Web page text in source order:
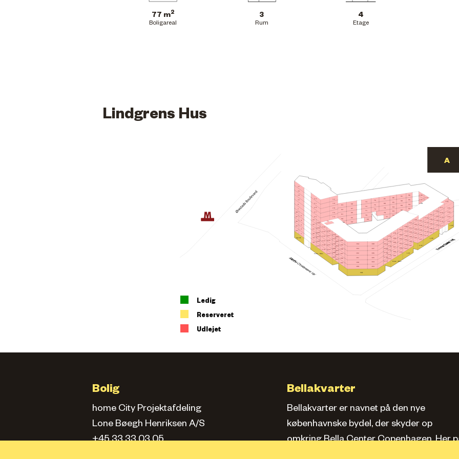
77 m2
Boligareal
3
Rum
4
Etage
Lindgrens Hus
96
95
94
93
90
9
89
88
86
85
84
83
82
81
80
79
78
77
76
75
74
73
72
71
70
7
69
68
67
66
65
64
63
62
61
60
59
5
4
37
36
35
34
33 32
31
3
29 28
27 26
25 24
230
23
229
228
227
226
225
224
223
222
221
220
22
219
218
217
216
215
214
213
212
211
210
21
209
208
207
206
205
204
203
202
201
200
20
2
199
198
197
196
195
194
193
192
191
190
188
187
186
185
184
183
182
181
180
18
179
178
177
176
175
174
173
172
171
170
17
169
168
167
166
165
164
163
162
161
160
159
158
157
156
155
154
153
152
151
150
15
149
148
147
146
145
144
143
142
141
140
139
138
137
136
135
134
133
132
131
130
13
129
128
127
126
125
124
123
122
121
120
119
118
117
116
115
114
113
112
111
11
106
105
104
1
Café
Føtex / Netto
Føtex / Netto
L.01
L.05
L.08
L.09
Apotek
Ledig
Reserveret
Udlejet
Bolig
home City Projektafdeling
Lone Bøegh Henriksen A/S
+45 33 33 03 05
Bellakvarter
Bellakvarter er navnet på den nye
københavnske bydel, der skyder op
omkring Bella Center Copenhagen. Her